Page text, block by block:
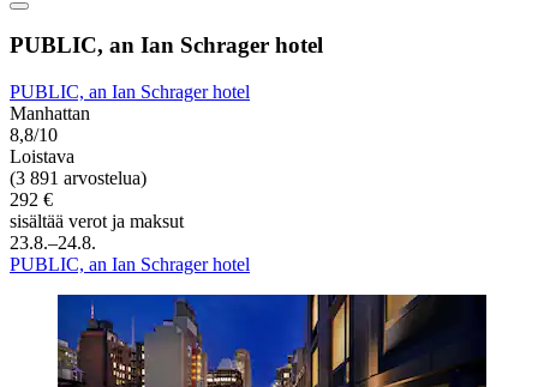
PUBLIC, an Ian Schrager hotel
PUBLIC, an Ian Schrager hotel
Manhattan
8,8/10
Loistava
(3 891 arvostelua)
292 €
sisältää verot ja maksut
23.8.–24.8.
PUBLIC, an Ian Schrager hotel